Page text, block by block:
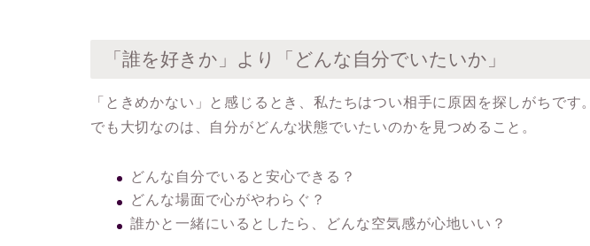
「誰を好きか」より「どんな自分でいたいか」
「ときめかない」と感じるとき、私たちはつい相手に原因を探しがちです。
でも大切なのは、 自分がどんな状態でいたいのかを見つめること。
どんな自分でいると安心できる？
どんな場面で心がやわらぐ？
誰かと一緒にいるとしたら、どんな空気感が心地いい？